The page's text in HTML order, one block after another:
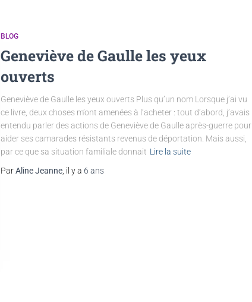
BLOG
Geneviève de Gaulle les yeux
ouverts
Geneviève de Gaulle les yeux ouverts Plus qu’un nom Lorsque j’ai vu
ce livre, deux choses m’ont amenées à l’acheter : tout d’abord, j’avais
entendu parler des actions de Geneviève de Gaulle après-guerre pour
aider ses camarades résistants revenus de déportation. Mais aussi,
par ce que sa situation familiale donnait Lire la suite
ParAline Jeanne , il y a 6 ans